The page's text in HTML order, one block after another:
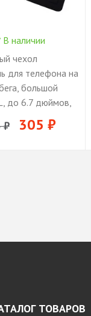
В наличии
чехол
для телефона на
большой
до 6.7 дюймов,
₽ 305 ₽
ТОВАРОВ